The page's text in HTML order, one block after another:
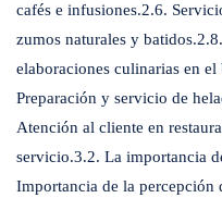
cafés e infusiones.2.6.
zumos naturales y
elaboraciones culinarias en
Preparación y servicio de
Atención al cliente en
servicio.3.2. La importancia
Importancia de la percepción